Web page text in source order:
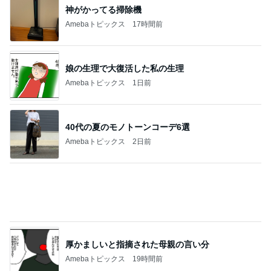
友人も唸る高見えするジュエリー
給付金で自分で買ったカルティエ
Amebaトピックス 1日前